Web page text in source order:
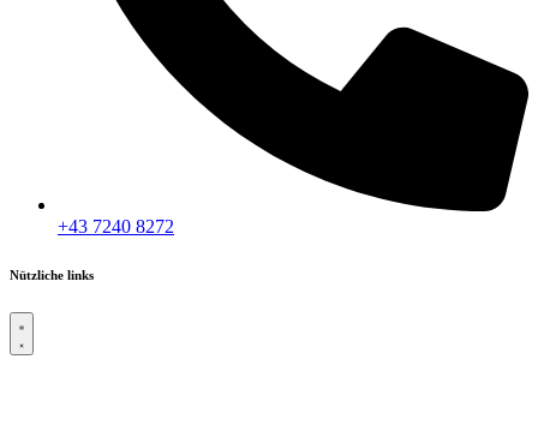
+43 7240 8272
Nützliche links